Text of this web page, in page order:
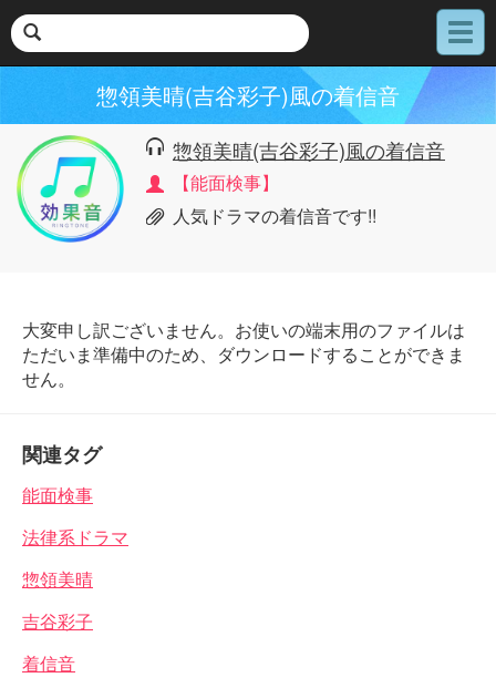
メ
ニ
惣領美晴(吉谷彩子)風の着信音
惣領美晴(吉谷彩子)風の着信音
【能面検事】
人気ドラマの着信音です!!
大変申し訳ございません。お使いの端末用のファイルは
ただいま準備中のため、ダウンロードすることができま
せん。
関連タグ
能面検事
法律系ドラマ
惣領美晴
吉谷彩子
着信音